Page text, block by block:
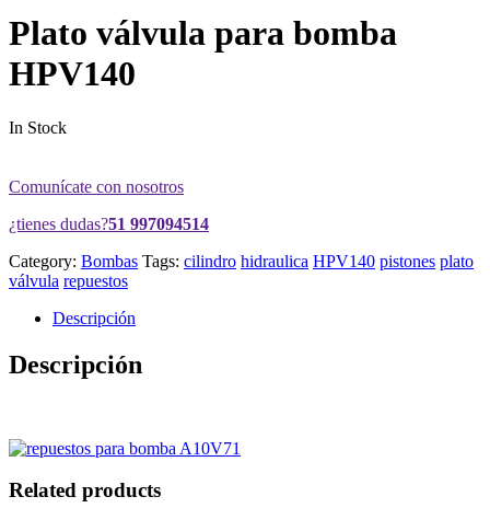
Plato válvula para bomba
HPV140
In Stock
Comunícate con nosotros
¿tienes dudas?51 997094514
Category: Bombas Tags: cilindro hidraulica HPV140 pistones plato
válvula repuestos
Descripción
Descripción
Related products